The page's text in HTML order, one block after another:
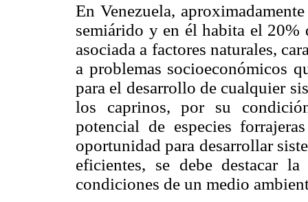
En Venezuela,
semiárido y en él habita el 20%
asociada a factores naturales,
a problemas socioeconómicos
para el desarrollo de cualquier
los caprinos, por su
potencial de especies
oportunidad para desarrollar
eficientes, se debe destacar
condiciones de un medio